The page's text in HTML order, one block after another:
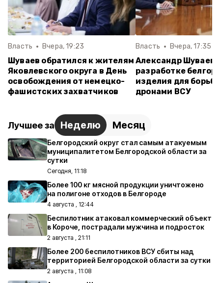
Власть Вчера, 19:23
Шуваев обратился к жителям
Яковлевского округа в День
освобождения от немецко-
фашистских захватчиков
Власть Вчера, 17:35
Александр Шуваев
разработке
изделия для
дронами ВСУ
Лучшее за Неделю Месяц
Белгородский округ стал самым атакуемым
муниципалитетом Белгородской области за
сутки
Сегодня, 11:18
Более 100 кг мясной продукции уничтожено
на полигоне отходов в Белгороде
4 августа , 12:44
Беспилотник атаковал коммерческий объект
в Короче, пострадали мужчина и подросток
2 августа , 21:11
Более 200 беспилотников ВСУ сбиты над
территорией Белгородской области за сутки
2 августа , 11:08